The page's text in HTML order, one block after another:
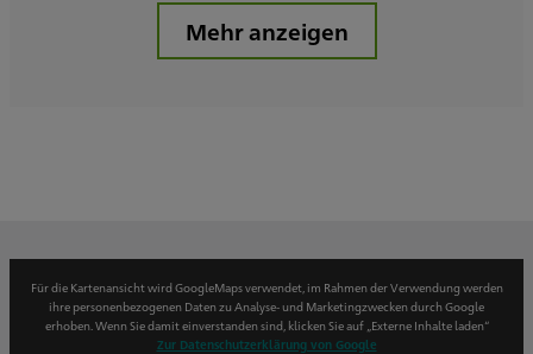
Mehr anzeigen
Für die Kartenansicht wird GoogleMaps verwendet, im Rahmen der Verwendung werden
ihre personenbezogenen Daten zu Analyse- und Marketingzwecken durch Google
erhoben. Wenn Sie damit einverstanden sind, klicken Sie auf „Externe Inhalte laden“
Zur Datenschutzerklärung von Google